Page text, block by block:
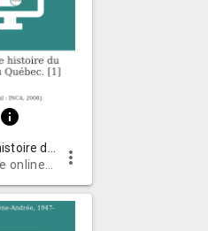
info
more_vert